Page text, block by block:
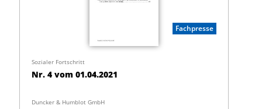
Fachpresse
Sozialer Fortschritt
Nr. 4 vom 01.04.2021
Duncker & Humblot GmbH